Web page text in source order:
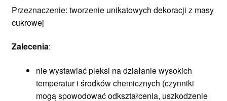
Przeznaczenie: tworzenie unikatowych dekoracji z masy
cukrowej
Zalecenia:
nie wystawiać pleksi na działanie wysokich
temperatur i środków chemicznych (czynniki
mogą spowodować odkształcenia, uszkodzenie